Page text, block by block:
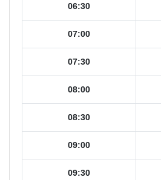
06:30
07:00
07:30
08:00
08:30
09:00
09:30